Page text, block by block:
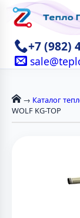
+7 (982)
→ Каталог
WOLF KG-TOP